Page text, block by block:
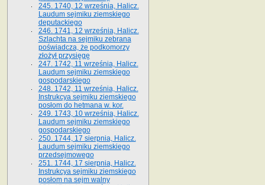
245. 1740, 12 września, Halicz.
Laudum sejmiku ziemskiego
deputackiego
246. 1741, 12 września, Halicz.
Szlachta na sejmiku zebrana
poświadcza, że podkomorzy
złożył przysięgę
247. 1742, 11 września, Halicz.
Laudum sejmiku ziemskiego
gospodarskiego
248. 1742, 11 września, Halicz.
Instrukcya sejmiku ziemskiego
posłom do hetmana w. kor.
249. 1743, 10 września, Halicz.
Laudum sejmiku ziemskiego
gospodarskiego
250. 1744, 17 sierpnia, Halicz.
Laudum sejmiku ziemskiego
przedsejmowego
251. 1744, 17 sierpnia, Halicz.
Instrukcya sejmiku ziemskiego
posłom na sejm walny